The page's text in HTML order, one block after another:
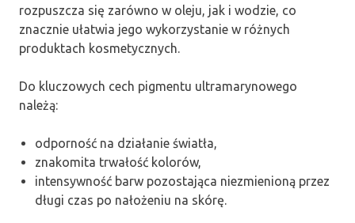
rozpuszcza się zarówno w oleju, jak i wodzie, co
znacznie ułatwia jego wykorzystanie w różnych
produktach kosmetycznych.
Do kluczowych cech pigmentu ultramarynowego
należą:
odporność na działanie światła,
znakomita trwałość kolorów,
intensywność barw pozostająca niezmienioną przez
długi czas po nałożeniu na skórę.